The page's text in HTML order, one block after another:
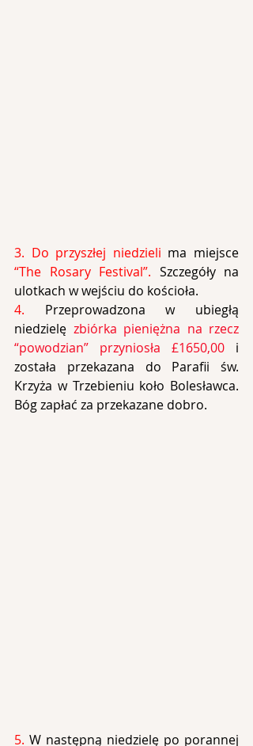
3. Do przyszłej niedzieli
“The Rosary Festival”. Szczegóły na
ulotkach w wejściu do kościoła.
4. Przeprowadzona w ubiegłą
niedzielę zbiórka pieniężna na rzecz
“powodzian” przyniosła £1650,00 i
została przekazana do Parafii św.
Krzyża w Trzebieniu koło Bolesławca.
Bóg zapłać za przekazane dobro.
5. W następną niedzielę po porannej